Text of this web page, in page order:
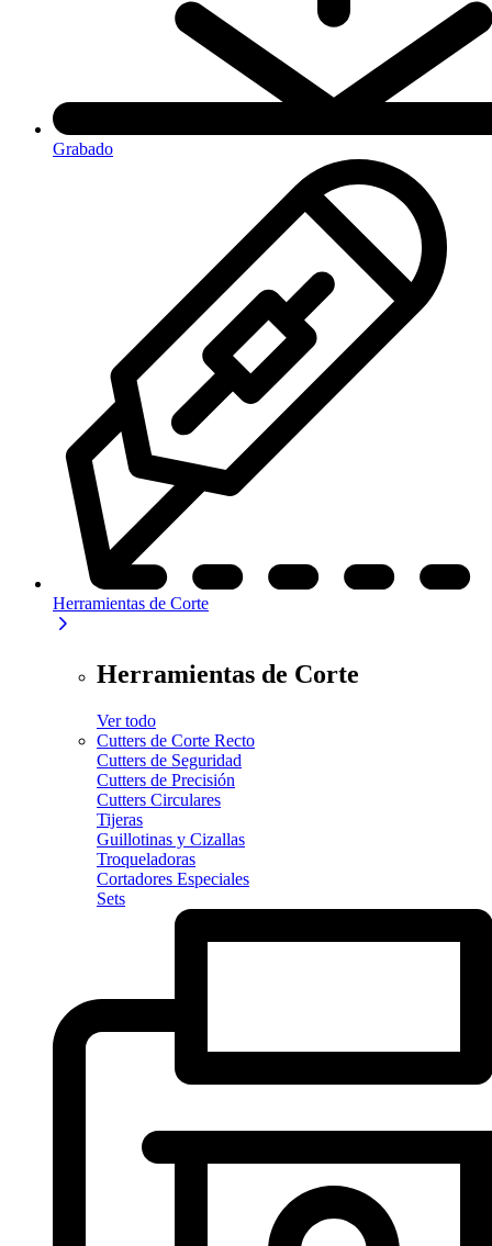
Grabado
Herramientas de Corte
Herramientas de Corte
Ver todo
Cutters de Corte Recto
Cutters de Seguridad
Cutters de Precisión
Cutters Circulares
Tijeras
Guillotinas y Cizallas
Troqueladoras
Cortadores Especiales
Sets